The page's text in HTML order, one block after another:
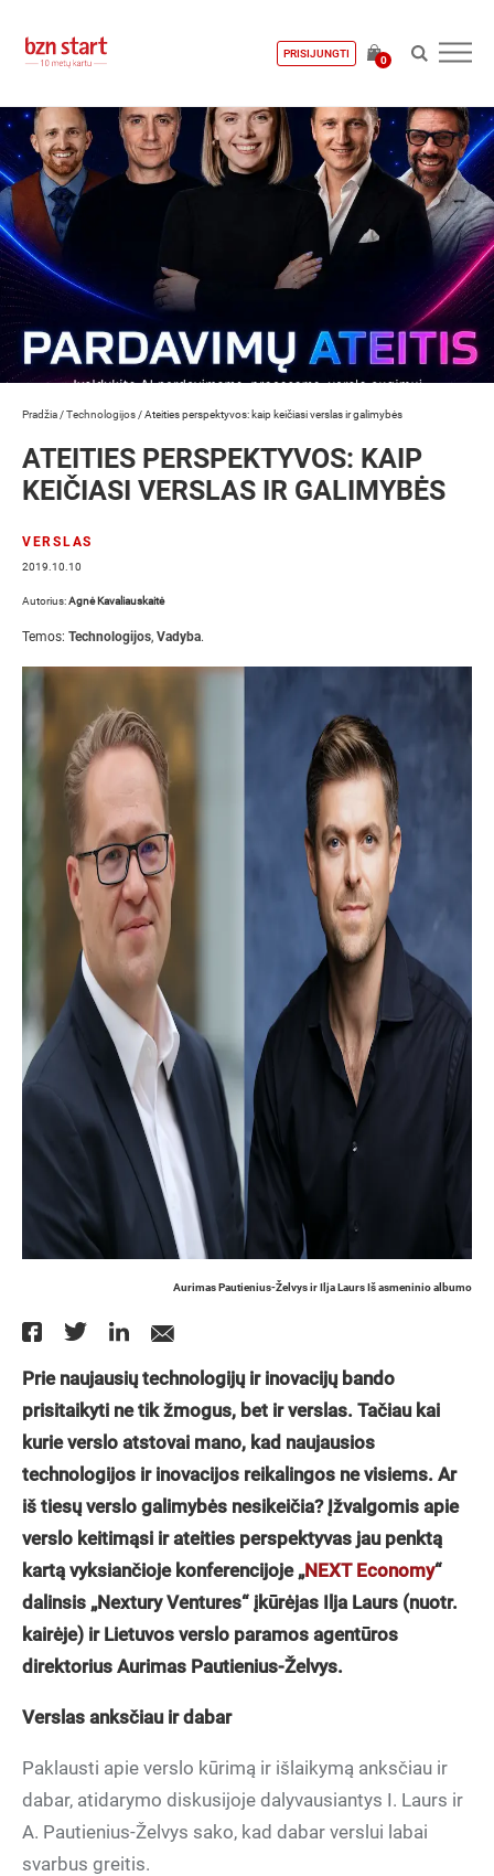
PRISIJUNGTI
0
Pradžia /Technologijos /Ateities perspektyvos: kaip keičiasi verslas ir galimybės
ATEITIES PERSPEKTYVOS: KAIP
KEIČIASI VERSLAS IR GALIMYBĖS
VERSLAS
2019.10.10
Autorius:Agnė Kavaliauskaitė
Temos: Technologijos, Vadyba.
Aurimas Pautienius-Želvys ir Ilja Laurs Iš asmeninio albumo
Prie naujausių technologijų ir inovacijų bando
prisitaikyti ne tik žmogus, bet ir verslas. Tačiau kai
kurie verslo atstovai mano, kad naujausios
technologijos ir inovacijos reikalingos ne visiems. Ar
iš tiesų verslo galimybės nesikeičia? Įžvalgomis apie
verslo keitimąsi ir ateities perspektyvas jau penktą
kartą vyksiančioje konferencijoje „NEXT Economy“
dalinsis „Nextury Ventures“ įkūrėjas Ilja Laurs (nuotr.
kairėje) ir Lietuvos verslo paramos agentūros
direktorius Aurimas Pautienius-Želvys.
Verslas anksčiau ir dabar
Paklausti apie verslo kūrimą ir išlaikymą anksčiau ir
dabar, atidarymo diskusijoje dalyvausiantys I. Laurs ir
A. Pautienius-Želvys sako, kad dabar verslui labai
svarbus greitis.